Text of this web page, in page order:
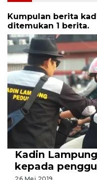
Kumpulan berita
ditemukan 1 berita.
Kadin
kepada